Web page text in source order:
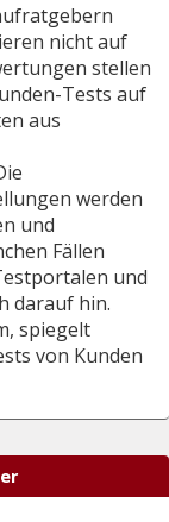
nicht auf
stellen
Tests auf
aus
werden
und
Fällen
und
darauf hin.
spiegelt
von Kunden